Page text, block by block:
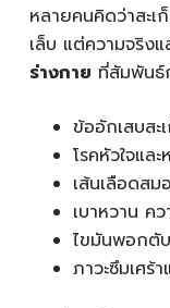
หลายคนคิดว่าสะเ
เล็บ แต่ความจริงแ
ร่างกาย ที่สัมพันธ์
ข้ออักเสบสะ
โรคหัวใจแล
เส้นเลือดสม
เบาหวาน ค
ไขมันพอกตับ
ภาวะซึมเศร้